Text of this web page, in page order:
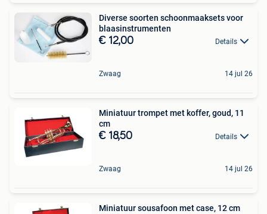
Diverse soorten schoonmaaksets voor
blaasinstrumenten
€ 12,00 Details
Zwaag 14 jul 26
Miniatuur trompet met koffer, goud, 11
cm
€ 18,50 Details
Zwaag 14 jul 26
Miniatuur sousafoon met case, 12 cm